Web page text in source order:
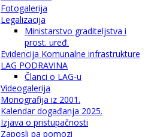
Fotogalerija
Legalizacija
Ministarstvo graditeljstva i
prost. uređ.
Evidencija Komunalne infrastrukture
LAG PODRAVINA
Članci o LAG-u
Videogalerija
Monografija iz 2001.
Kalendar događanja 2025.
Izjava o pristupačnosti
Zaposli pa pomozi